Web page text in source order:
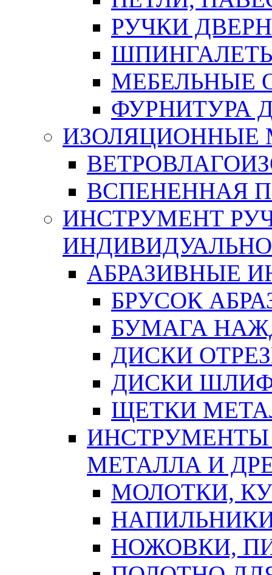
РУЧКИ
МЕБЕЛЬНЫЕ
ФУРНИТУРА
ИЗОЛЯЦИОННЫЕ
ВСПЕНЕННАЯ
ИНСТРУМЕНТ
АБРАЗИВНЫЕ
БРУСОК
БУМАГА
ДИСКИ
ДИСКИ
ЩЕТКИ
ИНСТРУМЕНТЫ
МЕТАЛЛА И
МОЛОТКИ,
НОЖОВКИ,